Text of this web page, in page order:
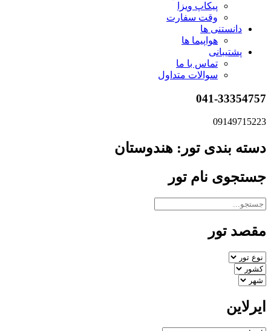
پیکاپ ویزا
وقت سفارت
دانستنی ها
هواپیما ها
پشتیبانی
تماس با ما
سوالات متداول
041-33354757
09149715223
دسته بندی تور: هندوستان
جستجوی نام تور
مقصد تور
ایرلاین